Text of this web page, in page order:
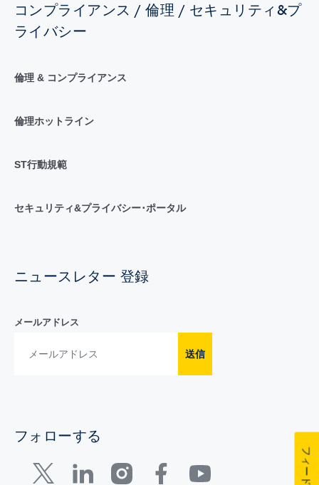
コンプライアンス / 倫理 / セキュリティ&プ
ライバシー
倫理 & コンプライアンス
倫理ホットライン
ST行動規範
セキュリティ&プライバシー･ポータル
ニュースレター 登録
メールアドレス
送信
フォローする